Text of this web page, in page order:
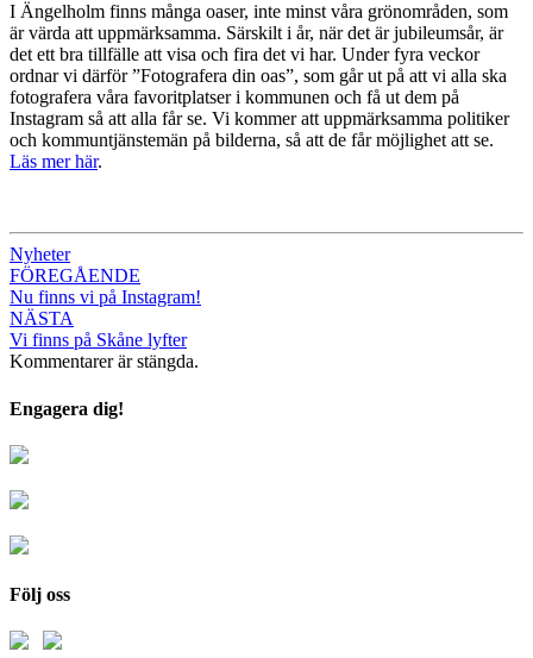
I Ängelholm finns många oaser, inte minst våra grönområden, som
är värda att uppmärksamma. Särskilt i år, när det är jubileumsår, är
det ett bra tillfälle att visa och fira det vi har. Under fyra veckor
ordnar vi därför ”Fotografera din oas”, som går ut på att vi alla ska
fotografera våra favoritplatser i kommunen och få ut dem på
Instagram så att alla får se. Vi kommer att uppmärksamma politiker
och kommuntjänstemän på bilderna, så att de får möjlighet att se.
Läs mer här.
Nyheter
Inläggsnavigering
FÖREGÅENDE
Nu finns vi på Instagram!
NÄSTA
Vi finns på Skåne lyfter
Kommentarer är stängda.
Engagera dig!
Följ oss